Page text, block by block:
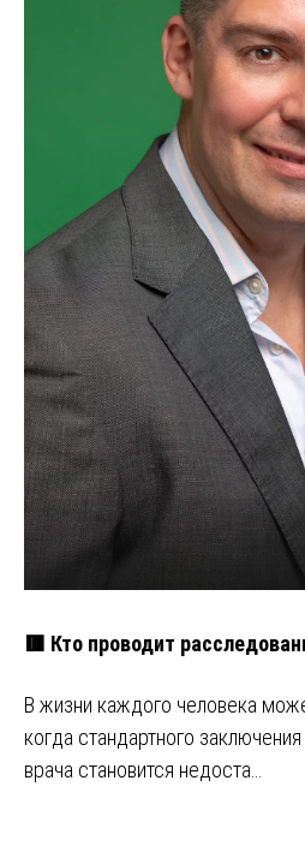
🟥 Кто проводит
В жизни каждого человека
когда стандартного
врача становится недоста…